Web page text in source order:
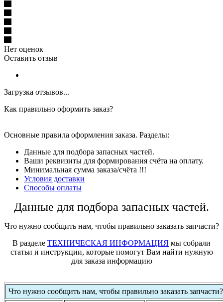
Нет оценок
Оставить отзыв
Загрузка отзывов...
Как правильно оформить заказ?
Основные правила оформления заказа. Разделы:
Данные для подбора запасных частей.
Ваши реквизиты для формирования счёта на оплату.
Минимальная сумма заказа/счёта !!!
Условия доставки
Способы оплаты
Данные для подбора запасных частей.
Что нужно сообщить нам, чтобы правильно заказать запчасти?
В разделе ТЕХНИЧЕСКАЯ ИНФОРМАЦИЯ мы собрали
статьи и инструкции, которые помогут Вам найти нужную
для заказа информацию
Что нужно сообщить нам, чтобы правильно заказать запчасти?